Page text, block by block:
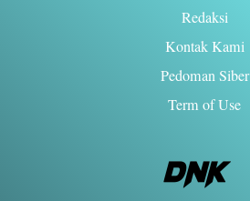
Redaksi
Kontak Kami
Pedoman Siber
Term of Use